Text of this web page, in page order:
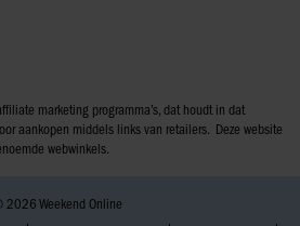
marketing programma’s, dat houdt in dat
aankopen middels links van retailers. Deze website
webwinkels.
2026 Weekend Online